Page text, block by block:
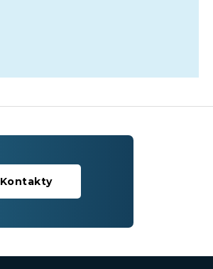
Kontakty